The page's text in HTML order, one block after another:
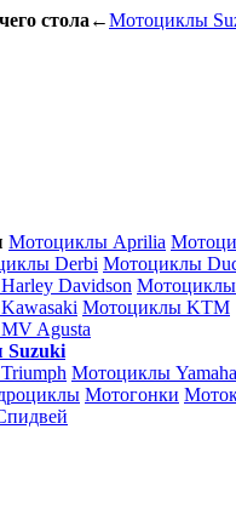
стола ←Мотоциклы
Мотоциклы Aprilia
Derbi Мотоциклы
Davidson
Мотоциклы KTM
Agusta
Мотоциклы Yamaha
Мотогонки